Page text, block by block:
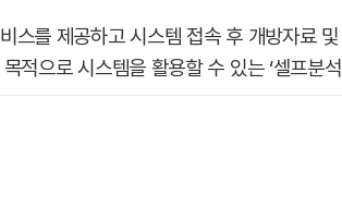
스를 제공하고 시스템 접속 후 개방자료
적으로 시스템을 활용할 수 있는 ‘셀프분